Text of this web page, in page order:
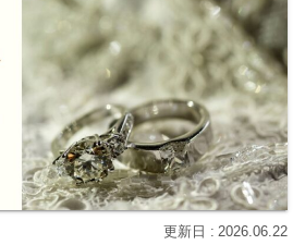
2026.06.22